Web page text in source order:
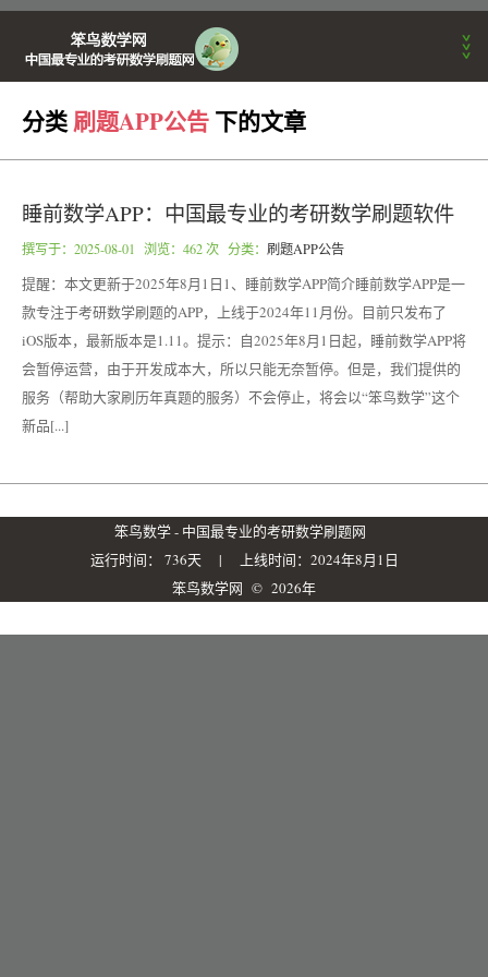
考研动态
刷题APP公告
数学学习方法
笨鸟数学训练营
关于站长
分类刷题APP公告 下的文章
睡前数学APP：中国最专业的考研数学刷题软件
撰写于： 2025-08-01 浏览：462 次 分类： 刷题APP公告
提醒：本文更新于2025年8月1日1、睡前数学APP简介睡前数学APP是一
款专注于考研数学刷题的APP，上线于2024年11月份。目前只发布了
iOS版本，最新版本是1.11。提示：自2025年8月1日起，睡前数学APP将
会暂停运营，由于开发成本大，所以只能无奈暂停。但是，我们提供的
服务（帮助大家刷历年真题的服务）不会停止，将会以“笨鸟数学”这个
新品[...]
笨鸟数学 - 中国最专业的考研数学刷题网
运行时间： 736天 | 上线时间：2024年8月1日
笨鸟数学网 © 2026年